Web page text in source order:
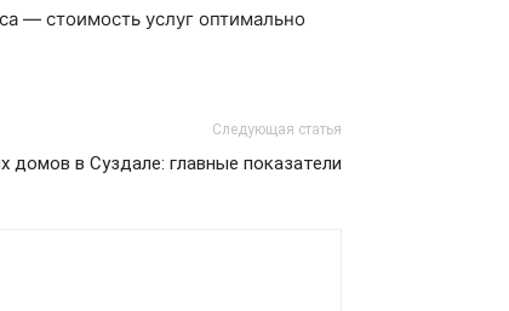
— стоимость услуг оптимально
Следующая статья
домов в Суздале: главные показатели